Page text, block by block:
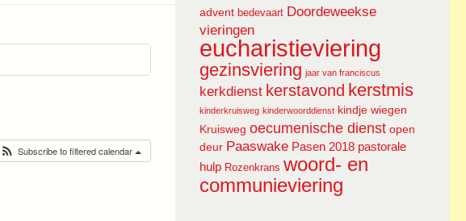
Subscribe to filtered calendar
advent bedevaart Doordeweekse
vieringen
eucharistieviering
gezinsviering jaar van franciscus
kerkdienst kerstavond kerstmis
kinderkruisweg kinderwoorddienst kindje wiegen
Kruisweg oecumenische dienst open
deur Paaswake Pasen 2018 pastorale
hulp Rozenkrans woord- en
communieviering